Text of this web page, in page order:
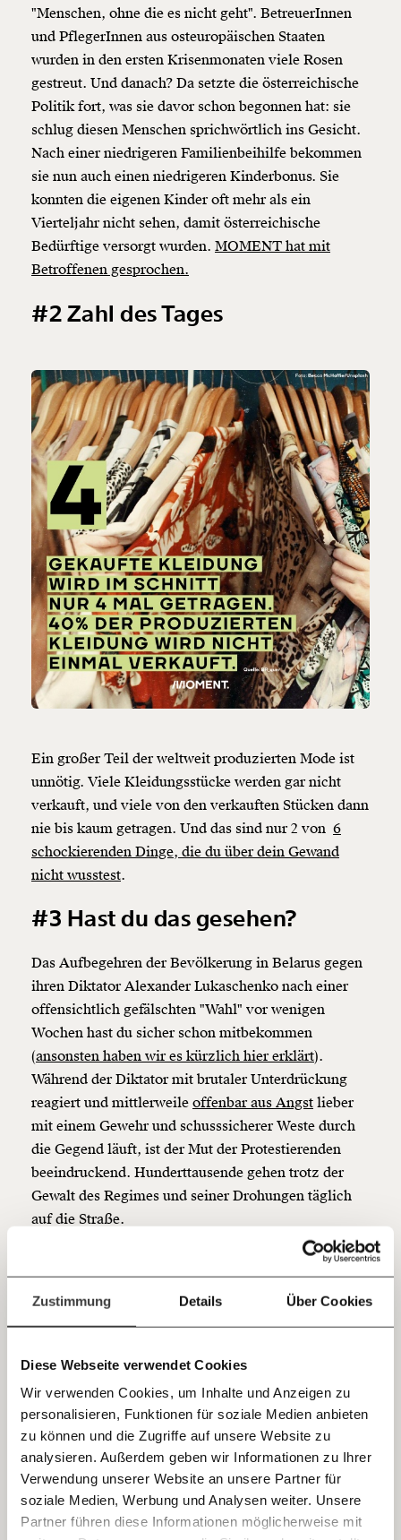
Zustimmung Details Über Cookies
Diese Webseite verwendet Cookies
Wir verwenden Cookies, um Inhalte und Anzeigen zu
personalisieren, Funktionen für soziale Medien anbieten
zu können und die Zugriffe auf unsere Website zu
analysieren. Außerdem geben wir Informationen zu Ihrer
Verwendung unserer Website an unsere Partner für
soziale Medien, Werbung und Analysen weiter. Unsere
Partner führen diese Informationen möglicherweise mit
Immer auf dem Laufenden
bleiben mit unseren gratis
E-Mail-Newslettern!
Veränderung
beginnt mit Dir!
WerdeFördermitgliedund wir können gemeinsam
unsere Wirtschaft so gestalten, dass sie für alle
funktioniert. Unsere Recherchen sind für alle frei im
Netz. Unabhängig und werbefrei. Und das wird auch
so bleiben. Kämpf’ mit uns für den Fortschritt und
unterstütze uns mit Deinem Mitgliedsbeitrag.
Du überweist lieber direkt?
Hier unsere IBAN: AT34 4300 0498 0007 6017
Kontoinhaber: Momentum Institut - Verein für
sozialen Fortschritt
Jetzt
einfach
teilen.
E-Mail
Whatsapp
"Menschen, ohne die es nicht geht". BetreuerInnen
und PflegerInnen aus osteuropäischen Staaten
wurden in den ersten Krisenmonaten viele Rosen
gestreut. Und danach? Da setzte die österreichische
Politik fort, was sie davor schon begonnen hat: sie
schlug diesen Menschen sprichwörtlich ins Gesicht.
Nach einer niedrigeren Familienbeihilfe bekommen
sie nun auch einen niedrigeren Kinderbonus. Sie
konnten die eigenen Kinder oft mehr als ein
Vierteljahr nicht sehen, damit österreichische
Bedürftige versorgt wurden. MOMENT hat mit
Betroffenen gesprochen.
#2 Zahl des Tages
Ein großer Teil der weltweit produzierten Mode ist
unnötig. Viele Kleidungsstücke werden gar nicht
verkauft, und viele von den verkauften Stücken dann
nie bis kaum getragen. Und das sind nur 2 von 6
schockierenden Dinge, die du über dein Gewand
nicht wusstest.
#3 Hast du das gesehen?
Das Aufbegehren der Bevölkerung in Belarus gegen
ihren Diktator Alexander Lukaschenko nach einer
offensichtlich gefälschten "Wahl" vor wenigen
Wochen hast du sicher schon mitbekommen
(ansonsten haben wir es kürzlich hier erklärt).
Während der Diktator mit brutaler Unterdrückung
reagiert und mittlerweile offenbar aus Angst lieber
mit einem Gewehr und schusssicherer Weste durch
die Gegend läuft, ist der Mut der Protestierenden
beeindruckend. Hunderttausende gehen trotz der
Gewalt des Regimes und seiner Drohungen täglich
auf die Straße.
Ein aktuelles Beispiel liefert dieser Musikant, der auf
eine erkleckliche Anzahl an PolizistInnen mit einem
Lied auf der Gitarre zugeht. Die Polizei muss das mit
dem Hüftschwung aber offenbar noch üben.
This is how Belarusians
protest.#belarus
#Belarus2020